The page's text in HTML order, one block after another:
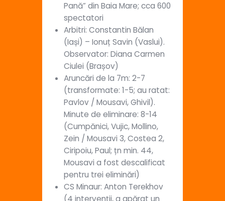
Pană” din Baia Mare; cca 600
spectatori
Arbitri: Constantin Bălan
(Iași) – Ionuț Savin (Vaslui).
Observator: Diana Carmen
Ciulei (Brașov)
Aruncări de la 7m: 2-7
(transformate: 1-5; au ratat:
Pavlov / Mousavi, Ghivil).
Minute de eliminare: 8-14
(Cumpănici, Vujic, Mollino,
Zein / Mousavi 3, Costea 2,
Ciripoiu, Paul; țn min. 44,
Mousavi a fost descalificat
pentru trei eliminări)
CS Minaur: Anton Terekhov
(4 intervenții, a apărat un